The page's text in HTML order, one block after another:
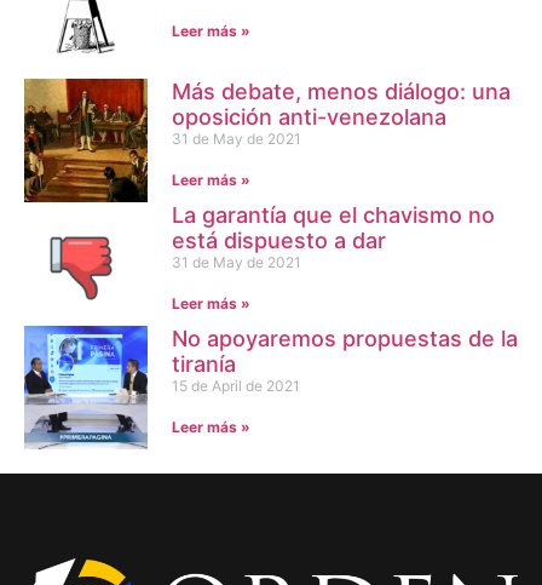
Leer más »
Más debate, menos diálogo: una
oposición anti-venezolana
31 de May de 2021
Leer más »
La garantía que el chavismo no
está dispuesto a dar
31 de May de 2021
Leer más »
No apoyaremos propuestas de la
tiranía
15 de April de 2021
Leer más »